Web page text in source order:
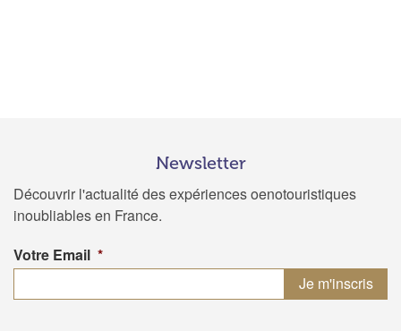
Newsletter
Découvrir l'actualité des expériences oenotouristiques
inoubliables en France.
Votre Email *